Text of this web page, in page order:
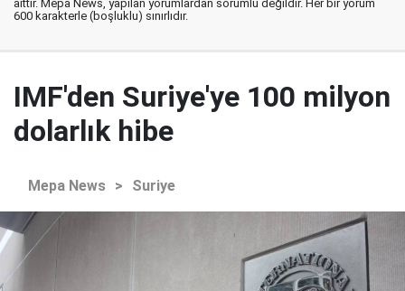
aittir. Mepa News, yapılan yorumlardan sorumlu değildir. Her bir yorum
600 karakterle (boşluklu) sınırlıdır.
IMF'den Suriye'ye 100 milyon
dolarlık hibe
Mepa News > Suriye